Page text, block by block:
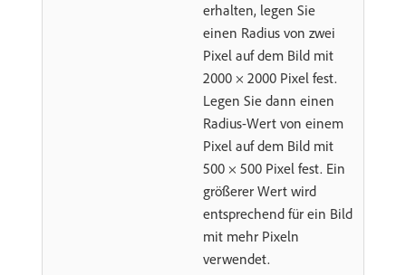
erhalten, legen Sie
einen Radius von zwei
Pixel auf dem Bild mit
2000 × 2000 Pixel fest.
Legen Sie dann einen
Radius-Wert von einem
Pixel auf dem Bild mit
500 × 500 Pixel fest. Ein
größerer Wert wird
entsprechend für ein Bild
mit mehr Pixeln
verwendet.